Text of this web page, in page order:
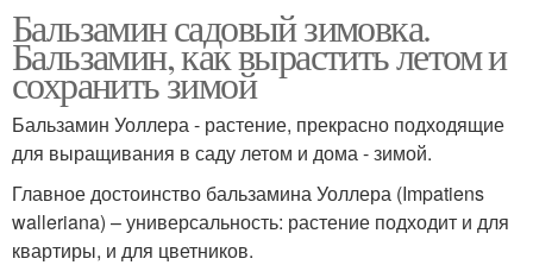
Бальзамин садовый зимовка.
Бальзамин, как вырастить летом и
сохранить зимой
Бальзамин Уоллера - растение, прекрасно подходящие
для выращивания в саду летом и дома - зимой.
Главное достоинство бальзамина Уоллера (Impatiens
walleriana) – универсальность: растение подходит и для
квартиры, и для цветников.